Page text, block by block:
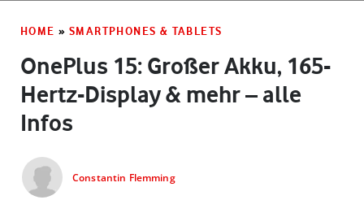
HOME » SMARTPHONES & TABLETS
OnePlus 15: Großer Akku, 165-
Hertz-Display & mehr – alle
Infos
Constantin Flemming